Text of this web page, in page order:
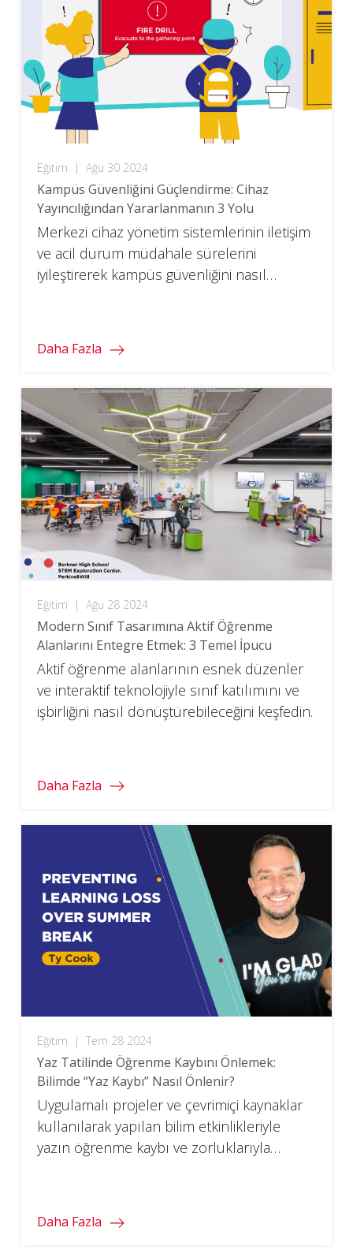
Eğitim | Ağu 30 2024
Kampüs Güvenliğini Güçlendirme: Cihaz
Yayıncılığından Yararlanmanın 3 Yolu
Merkezi cihaz yönetim sistemlerinin iletişim
ve acil durum müdahale sürelerini
iyileştirerek kampüs güvenliğini nasıl
Daha Fazla
Eğitim | Ağu 28 2024
Modern Sınıf Tasarımına Aktif Öğrenme
Alanlarını Entegre Etmek: 3 Temel İpucu
Aktif öğrenme alanlarının esnek düzenler
ve interaktif teknolojiyle sınıf katılımını ve
işbirliğini nasıl dönüştürebileceğini keşfedin.
Daha Fazla
Eğitim | Tem 28 2024
Yaz Tatilinde Öğrenme Kaybını Önlemek:
Bilimde “Yaz Kaybı” Nasıl Önlenir?
Uygulamalı projeler ve çevrimiçi kaynaklar
kullanılarak yapılan bilim etkinlikleriyle
yazın öğrenme kaybı ve zorluklarıyla
Daha Fazla